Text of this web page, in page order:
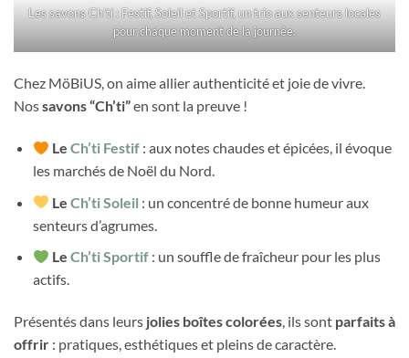
Les savons Ch’ti : Festif, Soleil et Sportif, un trio aux senteurs locales
pour chaque moment de la journée.
Chez MöBiUS, on aime allier authenticité et joie de vivre.
Nossavons “Ch’ti”en sont la preuve !
LeCh’ti Festif : aux notes chaudes et épicées, il évoque
les marchés de Noël du Nord.
LeCh’ti Soleil : un concentré de bonne humeur aux
senteurs d’agrumes.
LeCh’ti Sportif : un souffle de fraîcheur pour les plus
actifs.
Présentés dans leurs jolies boîtes colorées, ils sont parfaits à
offrir : pratiques, esthétiques et pleins de caractère.